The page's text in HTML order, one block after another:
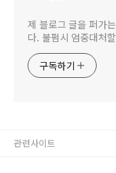
제 블로그 글을 퍼가
다. 불펌시 엄중대처
구독하기
관련사이트